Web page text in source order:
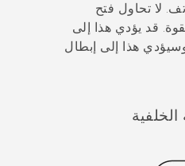
لا تحاول فتح
قد يؤدي هذا إلى
وسيؤدي هذا إلى إبطال
الخلفية